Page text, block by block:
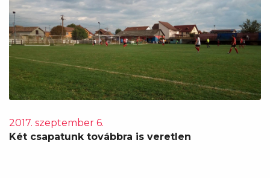
2017. szeptember 6.
Két csapatunk továbbra is veretlen